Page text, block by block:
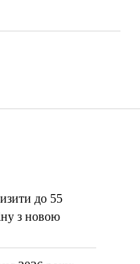
до 55
з новою